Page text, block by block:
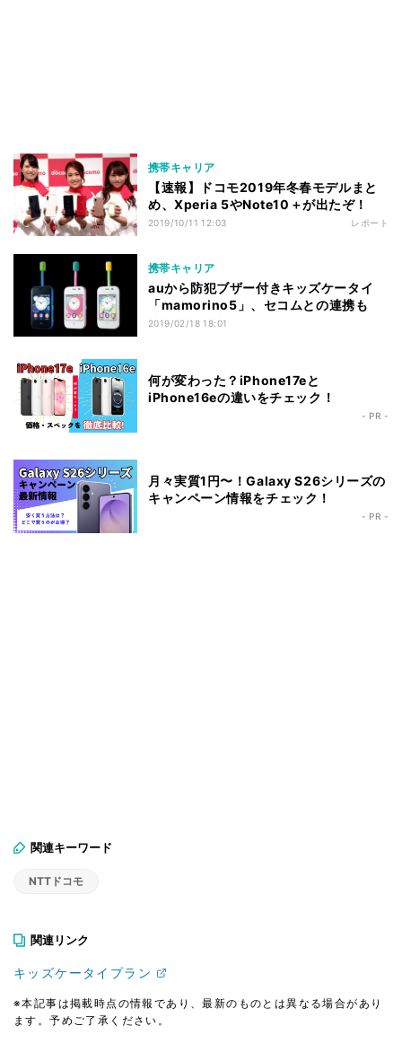
携帯キャリア
【速報】ドコモ2019年冬春モデルまと
め、Xperia 5やNote10＋が出たぞ！
2019/10/11 12:03 レポート
携帯キャリア
auから防犯ブザー付きキッズケータイ
「mamorino5」、セコムとの連携も
2019/02/18 18:01
何が変わった？iPhone17eと
iPhone16eの違いをチェック！
- PR -
月々実質1円〜！Galaxy S26シリーズの
キャンペーン情報をチェック！
- PR -
関連キーワード
NTTドコモ
関連リンク
キッズケータイプラン
※本記事は掲載時点の情報であり、最新のものとは異なる場合があり
ます。予めご了承ください。